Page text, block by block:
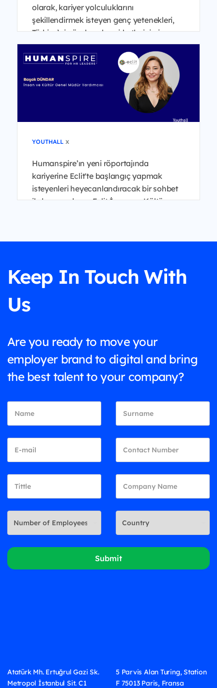
olarak, kariyer yolculuklarını
şekillendirmek isteyen genç yetenekleri,
Türkiye’nin önde gelen şirketlerinin insan
kaynakları liderleri...
YOUTHALL x
Humanspire’ın yeni röportajında
kariyerine Eclit'te başlangıç yapmak
isteyenleri heyecanlandıracak bir sohbet
ile karşınızdayız. Eclit İnsan ve Kültür
Keep In Touch With
Us
Are you ready to move your
employer brand to digital and bring
the best talent to your company?
Submit
Atatürk Mh. Ertuğrul Gazi Sk.
Metropol İstanbul Sit. C1
5 Parvis Alan Turing, Station
F 75013 Paris, Fransa